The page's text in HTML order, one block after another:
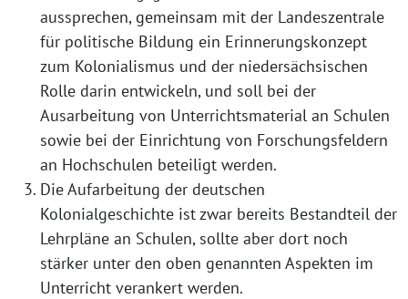
aussprechen, gemeinsam mit der Landeszentrale
für politische Bildung ein Erinnerungskonzept
zum Kolonialismus und der niedersächsischen
Rolle darin entwickeln, und soll bei der
Ausarbeitung von Unterrichtsmaterial an Schulen
sowie bei der Einrichtung von Forschungsfeldern
an Hochschulen beteiligt werden.
Die Aufarbeitung der deutschen
Kolonialgeschichte ist zwar bereits Bestandteil der
Lehrpläne an Schulen, sollte aber dort noch
stärker unter den oben genannten Aspekten im
Unterricht verankert werden.